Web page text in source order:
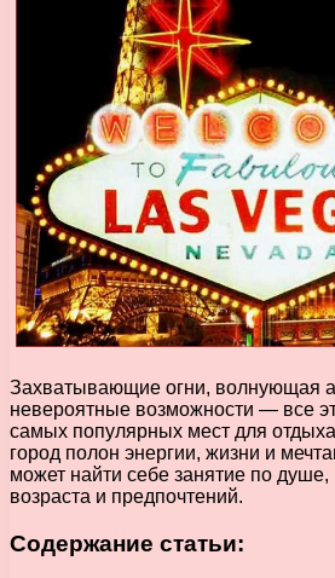
Захватывающие огни, волнующая
невероятные возможности — все
самых популярных мест для
город полон энергии, жизни и
может найти себе занятие по душе,
возраста и предпочтений.
Содержание статьи: